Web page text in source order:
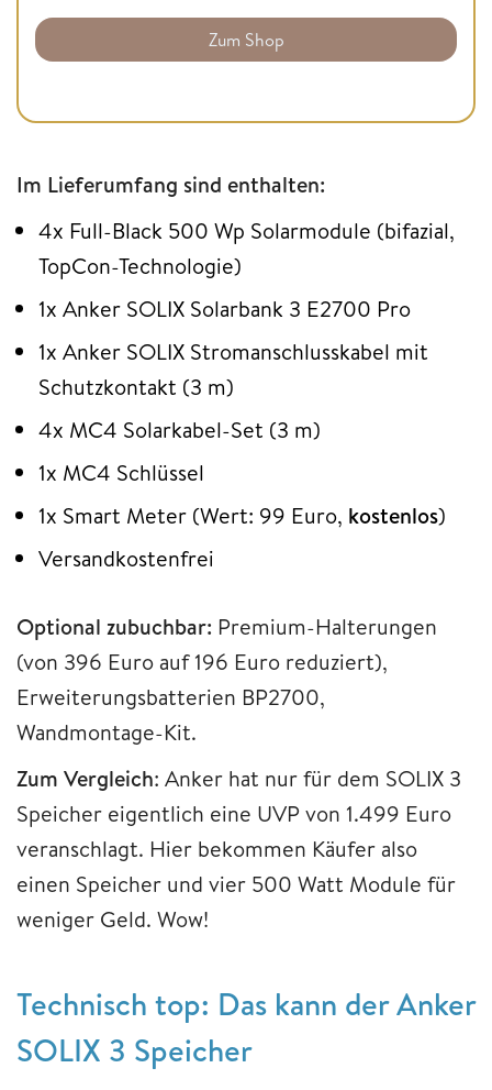
Zum Shop
Im Lieferumfang sind enthalten:
4x Full-Black 500 Wp Solarmodule (bifazial,
TopCon-Technologie)
1x Anker SOLIX Solarbank 3 E2700 Pro
1x Anker SOLIX Stromanschlusskabel mit
Schutzkontakt (3 m)
4x MC4 Solarkabel-Set (3 m)
1x MC4 Schlüssel
1x Smart Meter (Wert: 99 Euro, kostenlos)
Versandkostenfrei
Optional zubuchbar: Premium-Halterungen
(von 396 Euro auf 196 Euro reduziert),
Erweiterungsbatterien BP2700,
Wandmontage-Kit.
Zum Vergleich: Anker hat nur für dem SOLIX 3
Speicher eigentlich eine UVP von 1.499 Euro
veranschlagt. Hier bekommen Käufer also
einen Speicher und vier 500 Watt Module für
weniger Geld. Wow!
Technisch top: Das kann der Anker
SOLIX 3 Speicher